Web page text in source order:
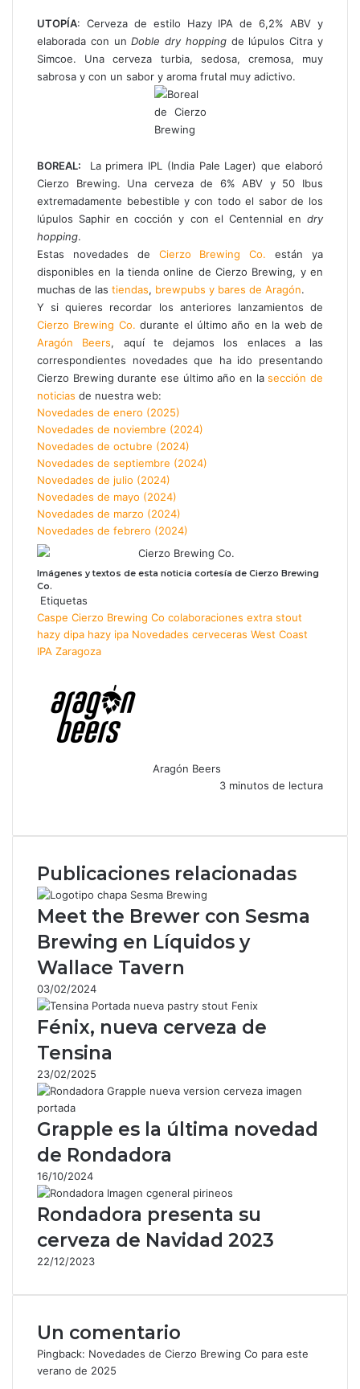
UTOPÍA: Cerveza de estilo Hazy IPA de 6,2% ABV y
elaborada con unDoble dry hoppingde lúpulos Citra y
Simcoe. Una cerveza turbia, sedosa, cremosa, muy
sabrosa y con un sabor y aroma frutal muy adictivo.
BOREAL:
La primera IPL (India Pale Lager) que elaboró
Cierzo Brewing. Una cerveza de 6% ABV y 50 Ibus
extremadamente bebestible y con todo el sabor de los
lúpulos Saphir en cocción y con el Centennial en dry
hopping.
Estas novedades de Cierzo Brewing Co. están ya
disponibles en la tienda online de Cierzo Brewing, y en
muchas de las tiendas, brewpubs y bares de Aragón.
Y si quieres recordar los anteriores lanzamientos de
Cierzo Brewing Co. durante el último año en la web de
Aragón Beers, aquí te dejamos los enlaces a las
correspondientes novedades que ha ido presentando
Cierzo Brewing durante ese último año en lasección de
noticias de nuestra web:
Novedades de enero (2025)
Novedades de noviembre (2024)
Novedades de octubre (2024)
Novedades de septiembre (2024)
Novedades de julio (2024)
Novedades de mayo (2024)
Novedades de marzo (2024)
Novedades de febrero (2024)
Imágenes y textos de esta noticia cortesía de Cierzo Brewing
Co.
Etiquetas
Caspe Cierzo Brewing Co colaboraciones extra stout
hazy dipa hazy ipa Novedades cerveceras West Coast
IPA Zaragoza
Aragón Beers
3 minutos de lectura
c
b
o
o
k
a
s
A
p
p
l
g
m
m
a
i
r
o
r
c
o
r
e
o
e
e
c
t
r
n
i
c
Publicaciones relacionadas
Meet the Brewer con Sesma
Brewing en Líquidos y
Wallace Tavern
03/02/2024
Fénix, nueva cerveza de
Tensina
23/02/2025
Grapple es la última novedad
de Rondadora
16/10/2024
Rondadora presenta su
cerveza de Navidad 2023
22/12/2023
Un comentario
Pingback: Novedades de Cierzo Brewing Co para este
verano de 2025